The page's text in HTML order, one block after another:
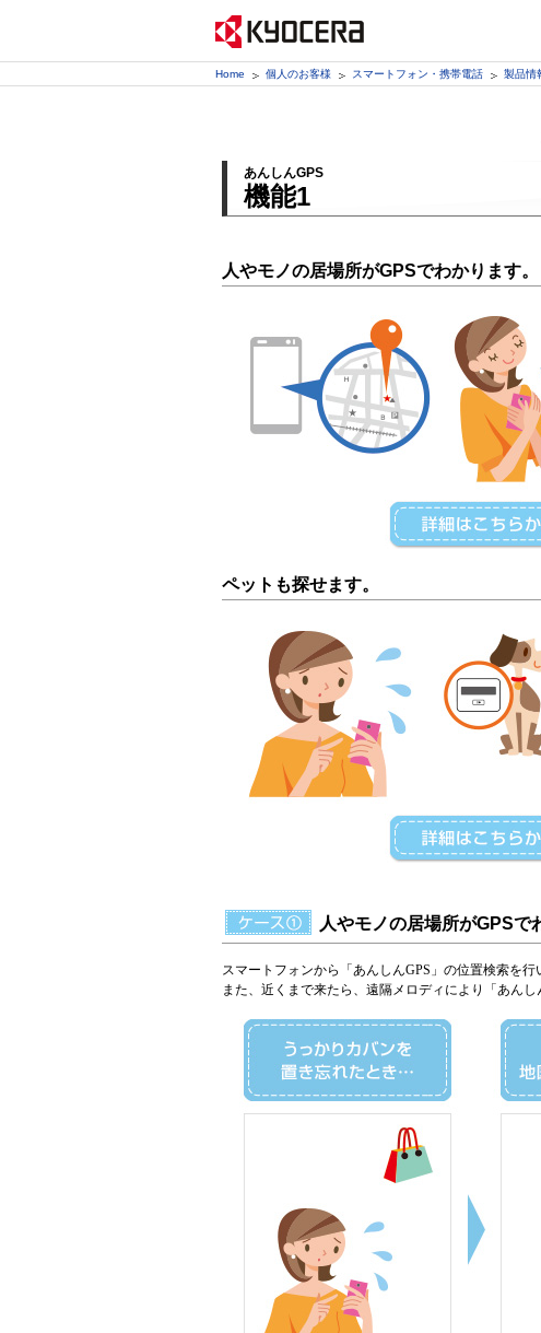
Home 個人のお客様 スマートフォン・携帯電話 製品情
あんしんGPS
機能1
人やモノの居場所がGPSでわかります。
ペットも探せます。
人やモノの居場所がGPSで
スマートフォンから「あんしんGPS」の位置検索を
また、近くまで来たら、遠隔メロディにより「あんし